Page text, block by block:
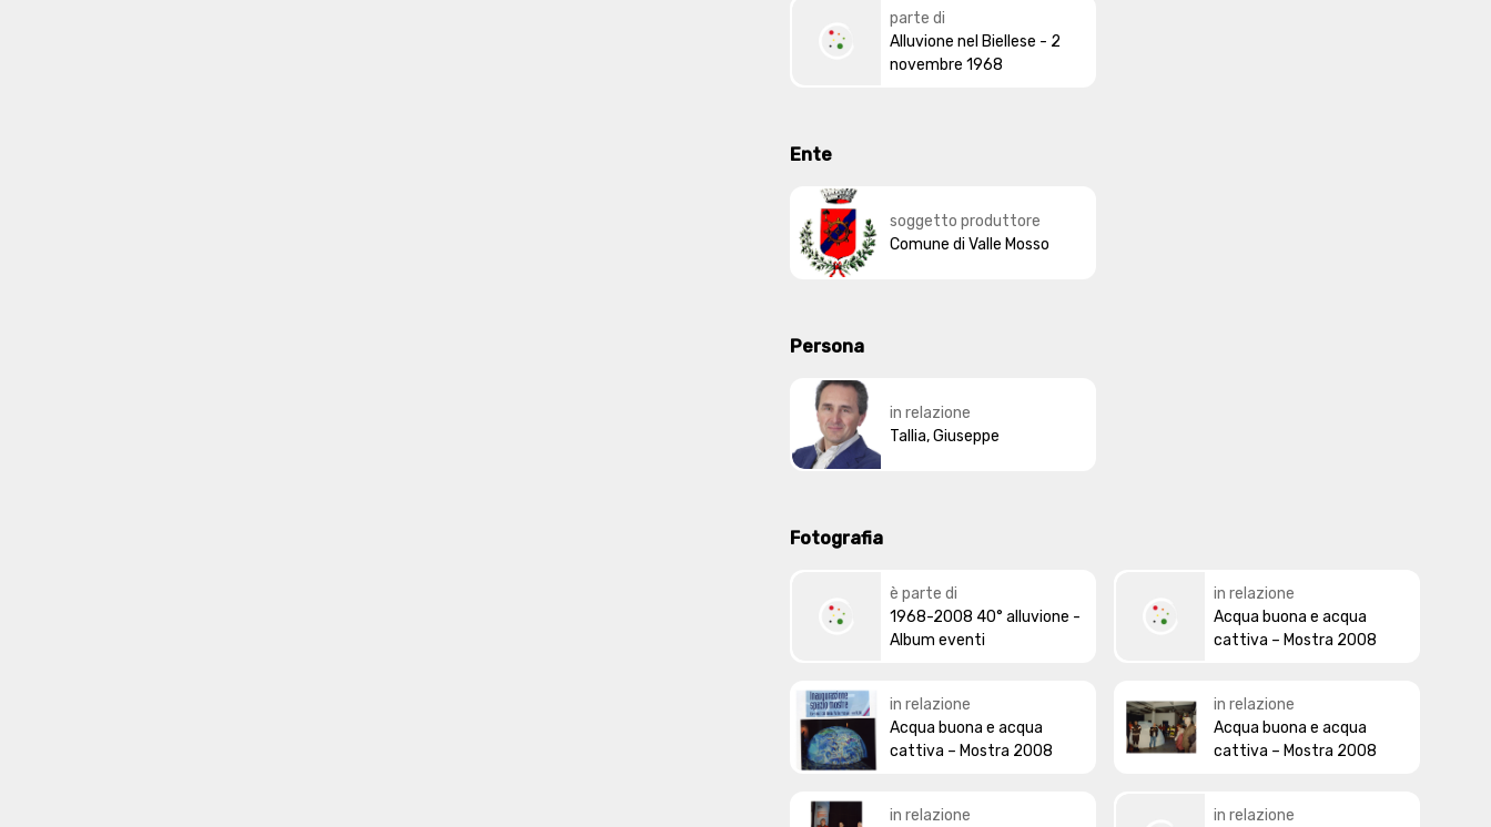
parte di
Alluvione nel Biellese - 2
novembre 1968
Ente
soggetto produttore
Comune di Valle Mosso
Persona
in relazione
Tallia, Giuseppe
Fotografia
è parte di
1968-2008 40° alluvione -
Album eventi
in relazione
Acqua buona e acqua
cattiva – Mostra 2008
in relazione
Acqua buona e acqua
cattiva – Mostra 2008
in relazione
Acqua buona e acqua
cattiva – Mostra 2008
in relazione
in relazione